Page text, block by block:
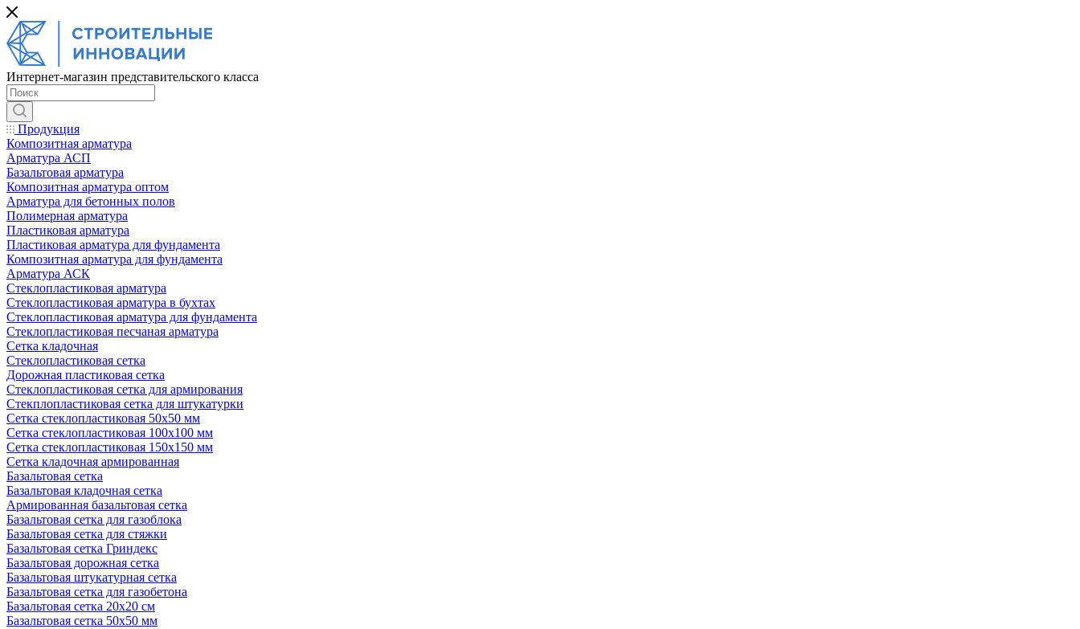
Интернет-магазин представительского класса
Продукция
Композитная арматура
Арматура АСП
Базальтовая арматура
Композитная арматура оптом
Арматура для бетонных полов
Полимерная арматура
Пластиковая арматура
Пластиковая арматура для фундамента
Композитная арматура для фундамента
Арматура АСК
Cтеклопластиковая арматура
Стеклопластиковая арматура в бухтах
Стеклопластиковая арматура для фундамента
Стеклопластиковая песчаная арматура
Сетка кладочная
Стеклопластиковая сетка
Дорожная пластиковая сетка
Стеклопластиковая сетка для армирования
Стекплопластиковая сетка для штукатурки
Сетка стеклопластиковая 50x50 мм
Сетка стеклопластиковая 100x100 мм
Сетка стеклопластиковая 150x150 мм
Сетка кладочная армированная
Базальтовая сетка
Базальтовая кладочная сетка
Армированная базальтовая сетка
Базальтовая сетка для газоблока
Базальтовая сетка для стяжки
Базальтовая сетка Гриндекс
Базальтовая дорожная сетка
Базальтовая штукатурная сетка
Базальтовая сетка для газобетона
Базальтовая сетка 20x20 см
Базальтовая сетка 50x50 мм